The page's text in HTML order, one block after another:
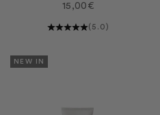
Prix de vente
15,00€
(5.0)
NEW IN